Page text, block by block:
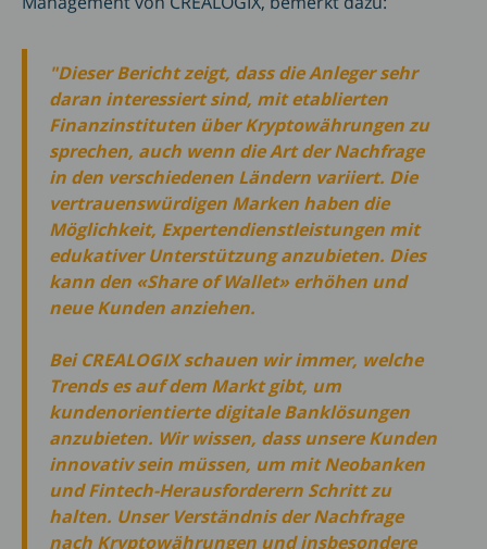
"Dieser Bericht zeigt, dass die Anleger sehr
daran interessiert sind, mit etablierten
Finanzinstituten über Kryptowährungen zu
sprechen, auch wenn die Art der Nachfrage
in den verschiedenen Ländern variiert. Die
vertrauenswürdigen Marken haben die
Möglichkeit, Expertendienstleistungen mit
edukativer Unterstützung anzubieten. Dies
kann den «Share of Wallet» erhöhen und
neue Kunden anziehen.
Bei CREALOGIX schauen wir immer, welche
Trends es auf dem Markt gibt, um
kundenorientierte digitale Banklösungen
anzubieten. Wir wissen, dass unsere Kunden
innovativ sein müssen, um mit Neobanken
und Fintech-Herausforderern Schritt zu
halten. Unser Verständnis der Nachfrage
nach Kryptowährungen und insbesondere